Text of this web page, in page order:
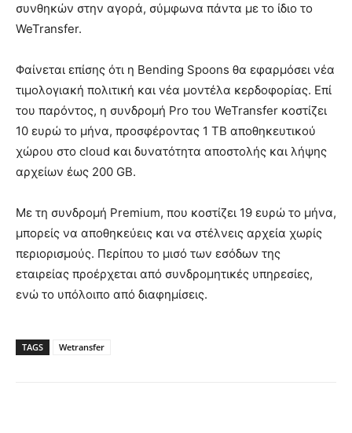
συνθηκών στην αγορά, σύμφωνα πάντα με το ίδιο το
WeTransfer.
Φαίνεται επίσης ότι η Bending Spoons θα εφαρμόσει νέα
τιμολογιακή πολιτική και νέα μοντέλα κερδοφορίας. Επί
του παρόντος, η συνδρομή Pro του WeTransfer κοστίζει
10 ευρώ το μήνα, προσφέροντας 1 TB αποθηκευτικού
χώρου στο cloud και δυνατότητα αποστολής και λήψης
αρχείων έως 200 GB.
Με τη συνδρομή Premium, που κοστίζει 19 ευρώ το μήνα,
μπορείς να αποθηκεύεις και να στέλνεις αρχεία χωρίς
περιορισμούς. Περίπου το μισό των εσόδων της
εταιρείας προέρχεται από συνδρομητικές υπηρεσίες,
ενώ το υπόλοιπο από διαφημίσεις.
TAGS Wetransfer